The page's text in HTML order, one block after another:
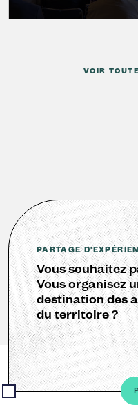
VOIR
PARTAGE
Vous souhaitez
Vous organisez
destination des
du territoire ?